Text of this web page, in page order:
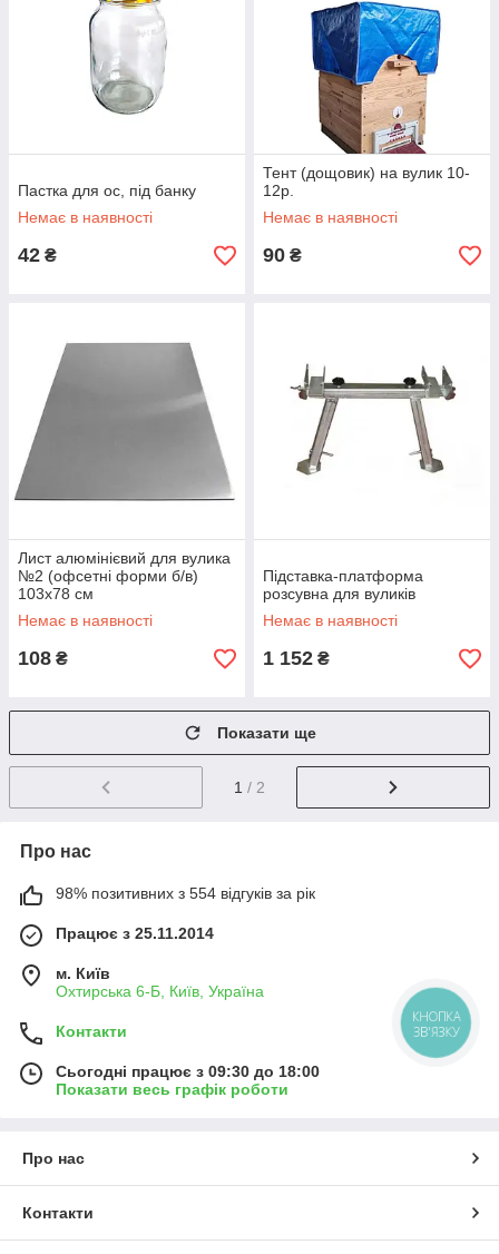
Пастка для ос, під банку
Немає в наявності
42 ₴
Тент (дощовик) на вулик 10-
12р.
Немає в наявності
90 ₴
Лист алюмінієвий для вулика
№2 (офсетні форми б/в)
103х78 см
Немає в наявності
108 ₴
Підставка-платформа
розсувна для вуликів
Немає в наявності
1 152 ₴
Показати ще
1 / 2
Про нас
98% позитивних з 554 відгуків за рік
Працює з 25.11.2014
м. Київ
Охтирська 6-Б, Київ, Україна
Контакти
Сьогодні працює з 09:30 до 18:00
Показати весь графік роботи
Про нас
Контакти
КНОПКА
ЗВ'ЯЗКУ